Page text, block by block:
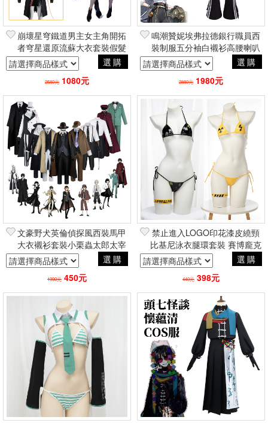
崩壞星穹鐵道男主女主角開拓
者穹星還原流蘇大衣套裝假髮
手遊角色扮演cosplay二次元動
漫
選購
2580元 1080元
鳴潮贊妮埃弗拉德銀行職員西
裝制服五分袖白襯衫高腰喇叭
長褲披風套裝 手遊角色扮演
cosplay
選購
2880元 1980元
文豪野犬英倫偵探風西裝馬甲
大衣襯衫套裝小栗蟲太郎太宰
治芥川龍之介江戶川亂步 角色
扮演cosplay
選購
1990元 450元
禁止進入LOGO印花漆皮繞頸
比基尼泳衣腿環套裝 賽博龐克
角色扮演cosplay情人節女朋友
性感
選購
440元 398元